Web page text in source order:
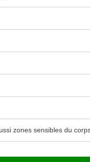
zones sensibles du